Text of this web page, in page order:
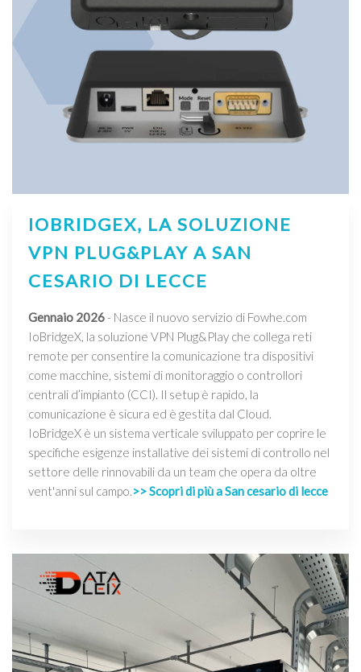
IOBRIDGEX, LA SOLUZIONE
VPN PLUG&PLAY A SAN
CESARIO DI LECCE
Gennaio 2026- Nasce il nuovo servizio di Fowhe.com
IoBridgeX, la soluzione VPN Plug&Play che collega reti
remote per consentire la comunicazione tra dispositivi
come macchine, sistemi di monitoraggio o controllori
centrali d’impianto (CCI). Il setup è rapido, la
comunicazione è sicura ed è gestita dal Cloud.
IoBridgeX è un sistema verticale sviluppato per coprire le
specifiche esigenze installative dei sistemi di controllo nel
settore delle rinnovabili da un team che opera da oltre
vent'anni sul campo.>> Scopri di più a San cesario di lecce